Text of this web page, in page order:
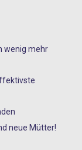
wenig mehr
neue Mütter!